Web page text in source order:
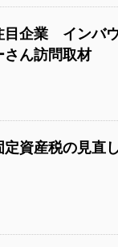
目企業 インバ
さん訪問取材
定資産税の見直